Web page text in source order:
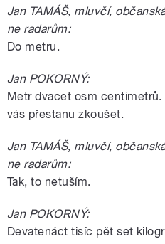
Jan TAMÁŠ, mluvčí,
ne radarům:
Do metru.
Jan POKORNÝ:
Metr dvacet osm
vás přestanu zkoušet.
Jan TAMÁŠ, mluvčí,
ne radarům:
Tak, to netuším.
Jan POKORNÝ:
Devatenáct tisíc pět set